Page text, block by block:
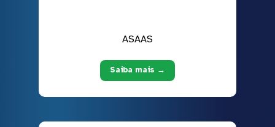
ASAAS
Saiba mais →